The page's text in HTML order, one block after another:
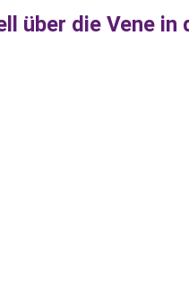
über die Vene in